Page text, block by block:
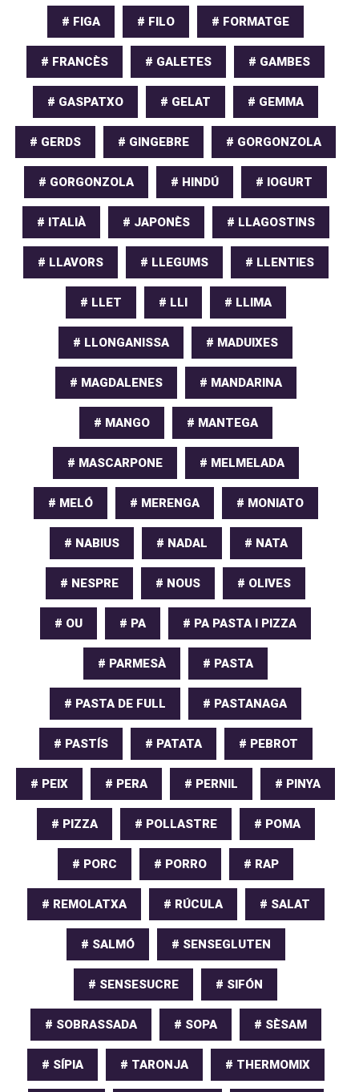
# FIGA # FILO # FORMATGE
# FRANCÈS # GALETES # GAMBES
# GASPATXO # GELAT # GEMMA
# GERDS # GINGEBRE # GORGONZOLA
# GORGONZOLA # HINDÚ # IOGURT
# ITALIÀ # JAPONÈS # LLAGOSTINS
# LLAVORS # LLEGUMS # LLENTIES
# LLET # LLI # LLIMA
# LLONGANISSA # MADUIXES
# MAGDALENES # MANDARINA
# MANGO # MANTEGA
# MASCARPONE # MELMELADA
# MELÓ # MERENGA # MONIATO
# NABIUS # NADAL # NATA
# NESPRE # NOUS # OLIVES
# OU # PA # PA PASTA I PIZZA
# PARMESÀ # PASTA
# PASTA DE FULL # PASTANAGA
# PASTÍS # PATATA # PEBROT
# PEIX # PERA # PERNIL # PINYA
# PIZZA # POLLASTRE # POMA
# PORC # PORRO # RAP
# REMOLATXA # RÚCULA # SALAT
# SALMÓ # SENSEGLUTEN
# SENSESUCRE # SIFÓN
# SOBRASSADA # SOPA # SÈSAM
# SÍPIA # TARONJA # THERMOMIX